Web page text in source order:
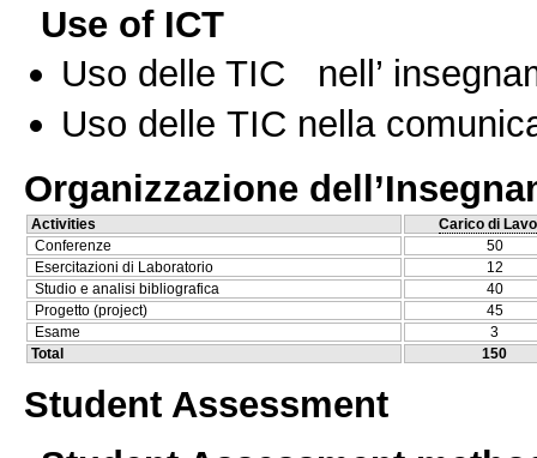
Use of ICT
Uso delle TIC nell’
Uso delle TIC nella
Organizzazione
Activities
Carico di
Conferenze
50
Esercitazioni di Laboratorio
12
Studio e analisi bibliografica
40
Progetto (project)
45
Esame
3
Total
150
Student Assessment